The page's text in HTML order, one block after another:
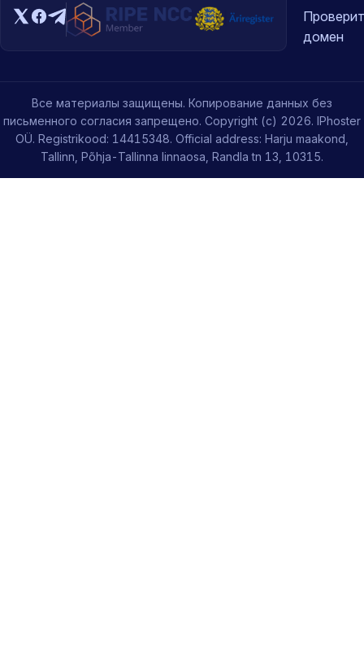
домен
Все материалы защищены. Копирование данных без
письменного согласия запрещено. Copyright (c) 2026. IPhoster
OÜ. Registrikood: 14415348. Official address: Harju maakond,
Tallinn, Põhja-Tallinna linnaosa, Randla tn 13, 10315.